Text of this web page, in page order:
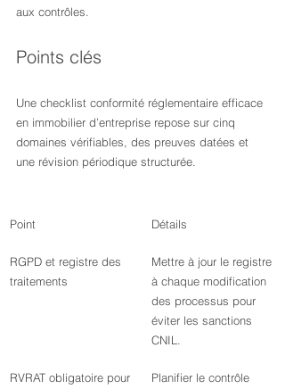
aux contrôles.
Points clés
Une checklist conformité réglementaire efficace
en immobilier d’entreprise repose sur cinq
domaines vérifiables, des preuves datées et
une révision périodique structurée.
Point Détails
RGPD et registre des
traitements
Mettre à jour le registre
à chaque modification
des processus pour
éviter les sanctions
CNIL.
RVRAT obligatoire pour
Planifier le contrôle